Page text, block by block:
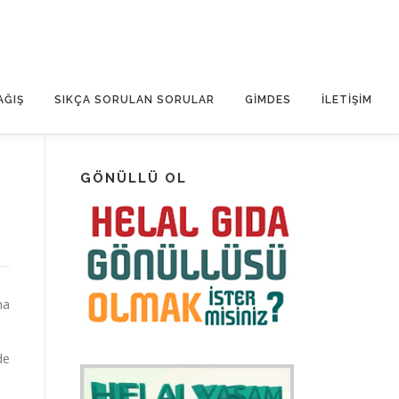
SIKÇA SORULAN SORULAR GİMDES İLETIŞIM
GÖNÜLLÜ OL